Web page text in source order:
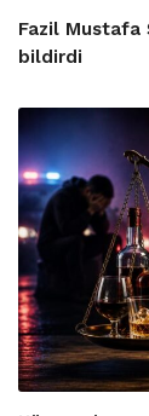
Fazil Mustafa
bildirdi